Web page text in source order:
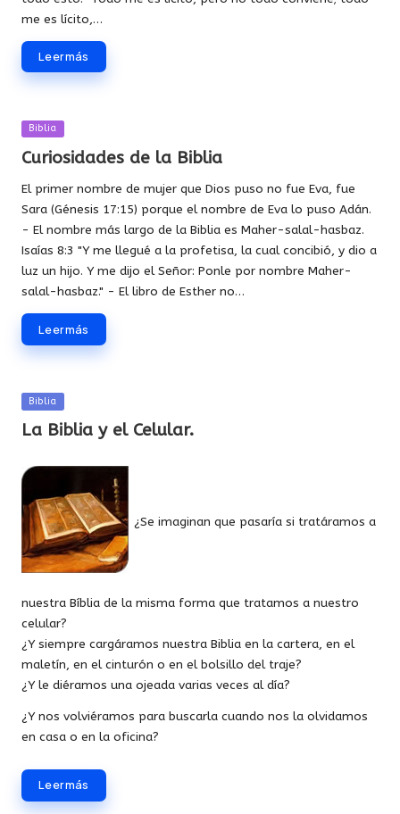
me es lícito,…
Leer más
Publicada
Biblia
Curiosidades de la Biblia
El primer nombre de mujer que Dios puso no fue Eva, fue
Sara (Génesis 17:15) porque el nombre de Eva lo puso Adán.
- El nombre más largo de la Biblia es Maher-salal-hasbaz.
Isaías 8:3 "Y me llegué a la profetisa, la cual concibió, y dio a
luz un hijo. Y me dijo el Señor: Ponle por nombre Maher-
salal-hasbaz." - El libro de Esther no…
Leer más
Publicada
Biblia
La Biblia y el Celular.
¿Se imaginan que pasaría si tratáramos a
nuestra Bíblia de la misma forma que tratamos a nuestro
celular?
¿Y siempre cargáramos nuestra Biblia en la cartera, en el
maletín, en el cinturón o en el bolsillo del traje?
¿Y le diéramos una ojeada varias veces al día?
¿Y nos volviéramos para buscarla cuando nos la olvidamos
en casa o en la oficina?
Leer más